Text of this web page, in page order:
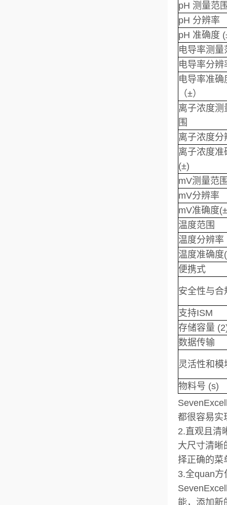
pH 测量范
pH 分辨率
pH 准确度
电导率测量
电导率分辨
电导率准确
（±）
离子浓度测
围
离子浓度分
离子浓度准
(±)
mV测量范
mV分辨率
mV准确度
温度范围
温度分辨率
温度准确度
便携式
安全性与合
支持ISM
存储容量
数据传输
灵活性和模
物料号 (s)
都很容易实
2.直观且清
大尺寸清晰
择正确的菜
3.全quan方
能，添加新